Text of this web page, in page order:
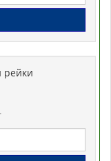
рейки